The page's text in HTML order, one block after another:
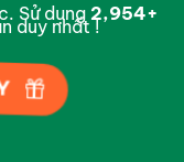
Sử dụng 2,997+
duy nhất !